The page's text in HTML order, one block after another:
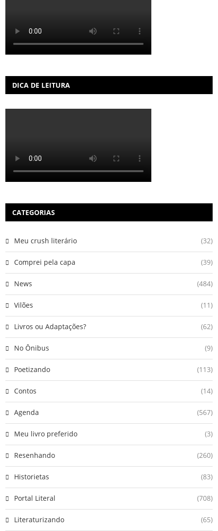
DICA DE LEITURA
CATEGORIAS
Meu crush literário (32)
Comprei pela capa (39)
News (484)
Vilões (11)
Livros ou Adaptações? (62)
No Ônibus (9)
Poetizando (113)
Contos (14)
Agenda (567)
Meu livro preferido (3)
Resenhando (260)
Historietas (83)
Portal Literal (708)
Literaturizando (65)